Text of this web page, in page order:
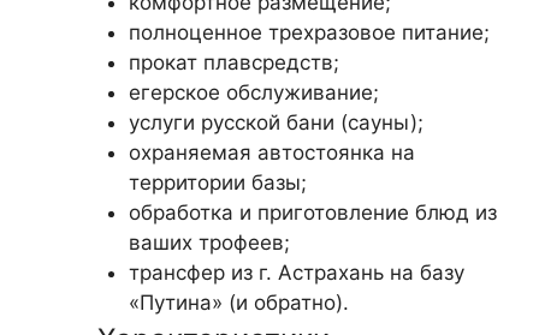
полноценное трехразовое питание;
прокат плавсредств;
егерское обслуживание;
услуги русской бани (сауны);
охраняемая автостоянка на
территории базы;
обработка и приготовление блюд из
ваших трофеев;
трансфер из г. Астрахань на базу
«Путина» (и обратно).